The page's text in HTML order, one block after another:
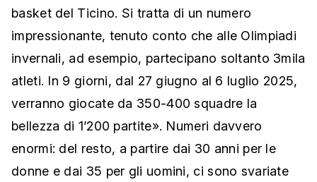
basket del Ticino. Si tratta di un numero
impressionante, tenuto conto che alle Olimpiadi
invernali, ad esempio, partecipano soltanto 3mila
atleti. In 9 giorni, dal 27 giugno al 6 luglio 2025,
verranno giocate da 350-400 squadre la
bellezza di 1’200 partite». Numeri davvero
enormi: del resto, a partire dai 30 anni per le
donne e dai 35 per gli uomini, ci sono svariate